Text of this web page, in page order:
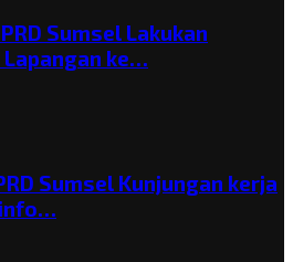
Sumsel Lakukan
Lapangan ke…
Sumsel Kunjungan kerja